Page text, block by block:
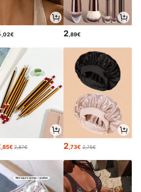
,02€ 2 ,89€
,85€ 2,87€ 2,73€ 2,75€